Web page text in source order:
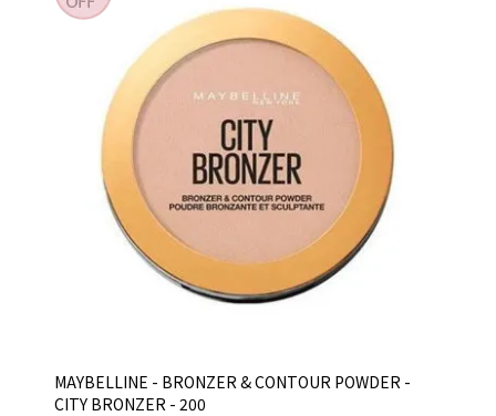
MAYBELLINE - BRONZER & CONTOUR POWDER -
CITY BRONZER - 200